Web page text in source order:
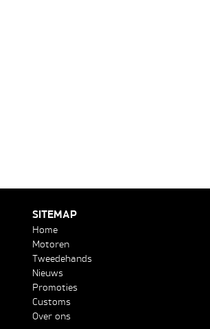
SITEMAP
Home
Motoren
Tweedehands
Nieuws
Promoties
Customs
Over ons